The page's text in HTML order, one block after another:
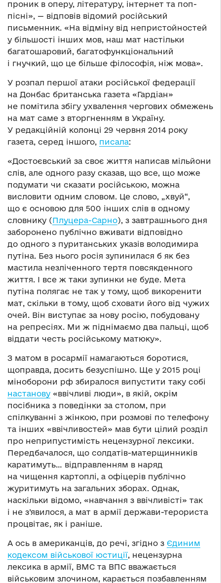
проник в оперу, літературу, інтернет та поп-
пісні», — відповів відомий російський
письменник. «На відміну від непристойностей
у більшості інших мов, наш мат настільки
багатошаровий, багатофункціональний
і гнучкий, що це більше філософія, ніж мова».
У розпал першої атаки російської федерації
на Донбас британська газета «Гардіан»
не помітила збігу ухвалення чергових обмежень
на мат саме з вторгненням в Україну.
У редакційній колонці 29 червня 2014 року
газета, серед іншого, писала:
«Достоєвський за своє життя написав мільйони
слів, але одного разу сказав, що все, що може
подумати чи сказати російською, можна
висловити одним словом. Це слово, „хвуй“,
що є основою для 500 інших слів в одному
словнику (Плуцера-Сарно), з завтрашнього дня
заборонено публічно вживати відповідно
до одного з пуританських указів володимира
путіна. Без нього росія зупинилася б як без
мастила незліченного тертя повсякденного
життя. І все ж таки зупинки не буде. Мета
путіна полягає не так у тому, щоб викоренити
мат, скільки в тому, щоб сховати його від чужих
очей. Він виступає за нову росію, побудовану
на репресіях. Ми ж піднімаємо два пальці, щоб
віддати честь російському матюку».
З матом в росармії намагаються боротися,
щоправда, досить безуспішно. Ще у 2015 році
міноборони рф збиралося випустити таку собі
настанову «ввічливі люди», в якій, окрім
посібника з поведінки за столом, при
спілкуванні з жінкою, при розмові по телефону
та інших «ввічливостей» мав бути цілий розділ
про неприпустимість нецензурної лексики.
Передбачалося, що солдатів-матерщинників
каратимуть… відправленням в наряд
на чищення картоплі, а офіцерів публічно
журитимуть на загальних зборах. Однак,
наскільки відомо, «навчання з ввічливісті» так
і не з’явилося, а мат в армії держави-терориста
процвітає, як і раніше.
А ось в американців, до речі, згідно з Єдиним
кодексом військової юстиції, нецензурна
лексика в армії, ВМС та ВПС вважається
військовим злочином, карається позбавленням